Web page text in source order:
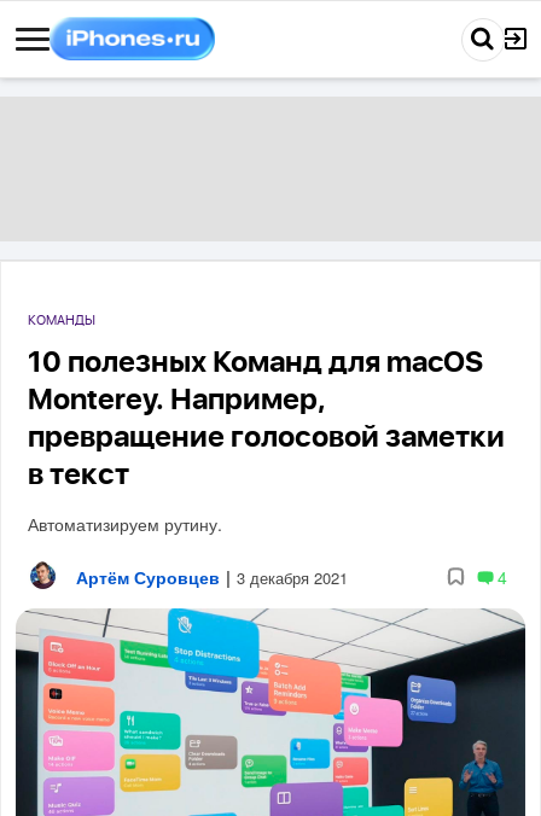
КОМАНДЫ
10 полезных Команд для macOS
Monterey. Например,
превращение голосовой заметки
в текст
Автоматизируем рутину.
Артём Суровцев | 3 декабря 2021 4